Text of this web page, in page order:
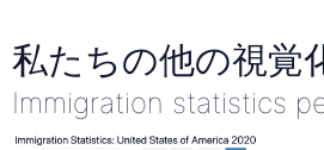
私たちの他の視覚
Immigration statistics